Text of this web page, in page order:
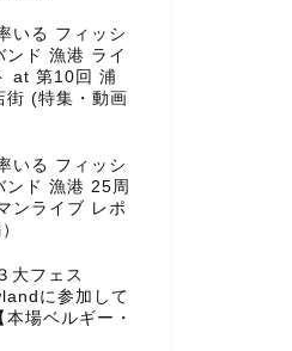
いる フィッシ
ンド 漁港 ライ
at 第10回 浦
街 (特集・動画
いる フィッシ
ンド 漁港 25周
ンライブ レポ
大フェス
に参加して
本場ベルギー・